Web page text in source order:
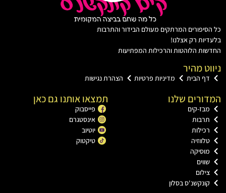
המרתקים מעולם הבידור והתרבות
רק אצלנו!
הלוהטות והרכילות המפתיעות
מהיר
הבית מדיניות פרטיות הצהרת נגישות
שלנו
קים
בסלון
תמצאו אותנו גם כאן
פייסבוק
אינסטגרם
יוטיוב
טיקטוק